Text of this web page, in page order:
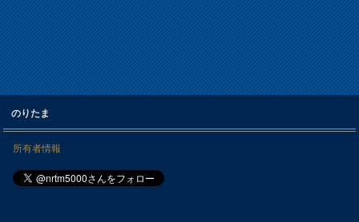
のりたま
所有者情報